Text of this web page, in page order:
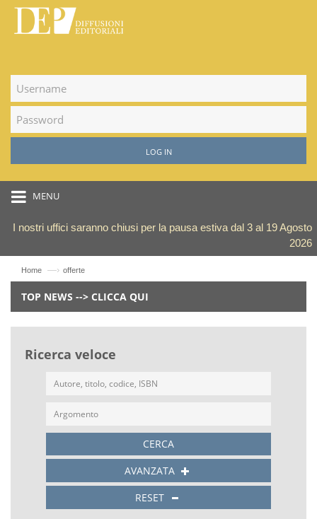
LOG IN
MENU
I nostri uffici saranno chiusi per la pausa estiva dal 3 al 19 Agosto
2026
Home —› offerte
TOP NEWS --> CLICCA QUI
Ricerca veloce
CERCA
AVANZATA
RESET